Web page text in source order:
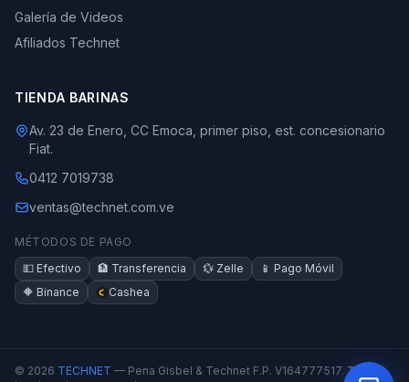
Galería de Videos
Afiliados Technet
TIENDA BARINAS
Av. 23 de Enero, CC Emoca, primer piso, est. concesionario
Fiat.
0412 7019738
ventas@technet.com.ve
MÉTODOS DE PAGO
💵 Efectivo
🏦 Transferencia 💱 Zelle
📱 Pago Móvil
🔶 Binance
Cashea
© 2026 TECHNET — Pena Gisbel & Technet F.P. V164777517. Todos